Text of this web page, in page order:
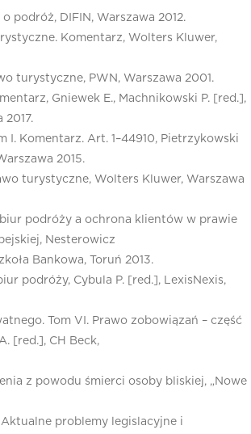
podróż, DIFIN, Warszawa 2012.
Komentarz, Wolters Kluwer,
turystyczne, PWN, Warszawa 2001.
Gniewek E., Machnikowski P. [red.],
2017.
I. Komentarz. Art. 1–44910, Pietrzykowski
2015.
turystyczne, Wolters Kluwer, Warszawa
podróży a ochrona klientów w prawie
Nesterowicz
Bankowa, Toruń 2013.
podróży, Cybula P. [red.], LexisNexis,
Tom VI. Prawo zobowiązań – część
[red.], CH Beck,
z powodu śmierci osoby bliskiej, „Nowe
problemy legislacyjne i